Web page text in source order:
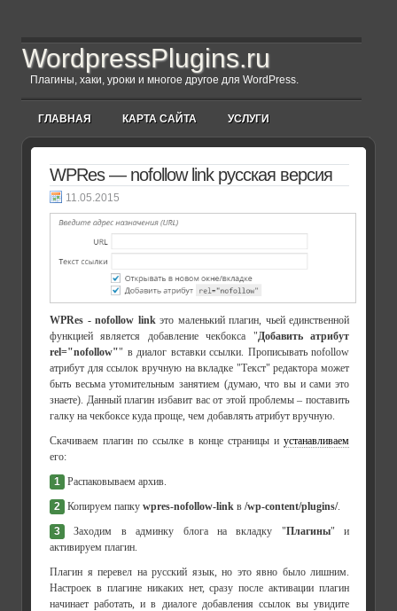
WordpressPlugins.ru
Плагины, хаки, уроки и многое другое для WordPress.
ГЛАВНАЯ КАРТА САЙТА УСЛУГИ
WPRes — nofollow link русская версия
11.05.2015
WPRes - nofollow linkэто маленький плагин, чьей единственной
функцией является добавление чекбокса "Добавить атрибут
rel="nofollow"" в диалог вставки ссылки. Прописывать nofollow
атрибут для ссылок вручную на вкладке "Текст" редактора может
быть весьма утомительным занятием (думаю, что вы и сами это
знаете). Данный плагин избавит вас от этой проблемы – поставить
галку на чекбоксе куда проще, чем добавлять атрибут вручную.
Скачиваем плагин по ссылке в конце страницы и устанавливаем
его:
1 Распаковываем архив.
2 Копируем папку wpres-nofollow-link в /wp-content/plugins/.
3
Заходим в админку блога на вкладку "Плагины" и
активируем плагин.
Плагин я перевел на русский язык, но это явно было лишним.
Настроек в плагине никаких нет, сразу после активации плагин
начинает работать, и в диалоге добавления ссылок вы увидите